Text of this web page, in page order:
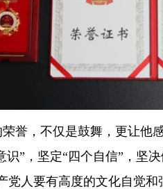
誉，不仅是鼓舞，更让
”，坚定“四个自信”，坚
人要有高度的文化自觉